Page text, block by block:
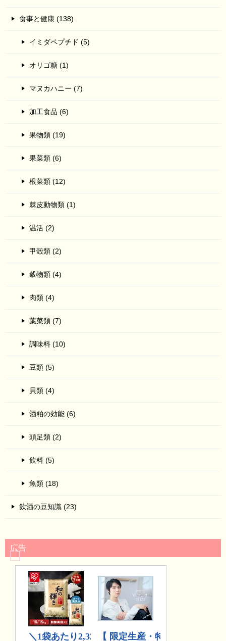
食事と健康 (138)
イミダペプチド (5)
オリゴ糖 (1)
マヌカハニー (7)
加工食品 (6)
果物類 (19)
果菜類 (6)
根菜類 (12)
棘皮動物類 (1)
温活 (2)
甲殻類 (2)
穀物類 (4)
肉類 (4)
葉菜類 (7)
調味料 (10)
豆類 (5)
貝類 (4)
酒粕の効能 (6)
頭足類 (2)
飲料 (5)
魚類 (18)
飲酒の豆知識 (23)
広告